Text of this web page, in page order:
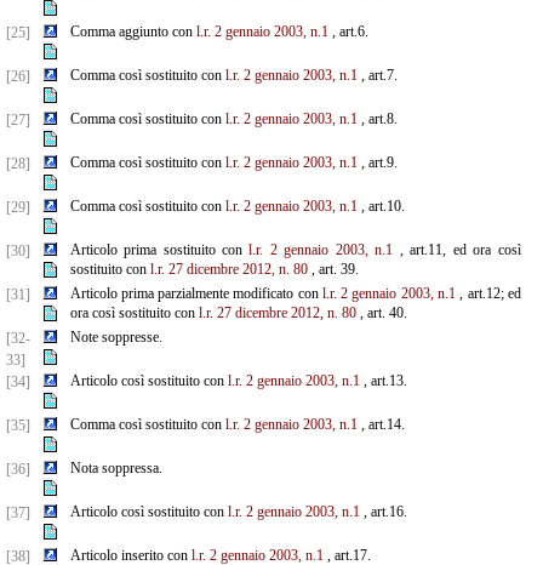
[25] Comma aggiunto con l.r. 2 gennaio 2003, n.1, art.6.
[26] Comma così sostituito con l.r. 2 gennaio 2003, n.1, art.7.
[27] Comma così sostituito con l.r. 2 gennaio 2003, n.1, art.8.
[28] Comma così sostituito con l.r. 2 gennaio 2003, n.1, art.9.
[29] Comma così sostituito con l.r. 2 gennaio 2003, n.1, art.10.
[30] Articolo prima sostituito conl.r. 2 gennaio 2003, n.1 , art.11, ed ora così
sostituito con l.r. 27 dicembre 2012, n. 80, art. 39.
[31]
Articolo prima parzialmente modificato con l.r. 2 gennaio 2003, n.1 , art.12; ed
ora così sostituito con l.r. 27 dicembre 2012, n. 80, art. 40.
[32-
33]
Note soppresse.
[34] Articolo così sostituito con l.r. 2 gennaio 2003, n.1, art.13.
[35] Comma così sostituito con l.r. 2 gennaio 2003, n.1, art.14.
[36] Nota soppressa.
[37] Articolo così sostituito con l.r. 2 gennaio 2003, n.1, art.16.
[38] Articolo inserito con l.r. 2 gennaio 2003, n.1, art.17.